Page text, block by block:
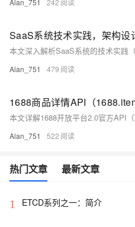
SaaS系统技术实践，架构设
Alan_751 479
Alan_751 522
热门文章 最新文章
1 ETCD系列之一：简介